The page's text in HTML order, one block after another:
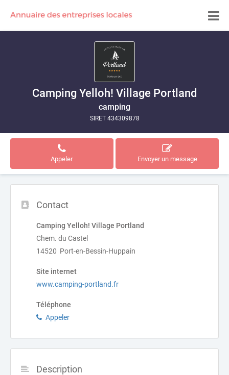
Camping Yelloh! Village Portland
camping
SIRET 434309878
Appeler Envoyer un message
Contact
Camping Yelloh! Village Portland
Chem. du Castel
14520 Port-en-Bessin-Huppain
Site internet
www.camping-portland.fr
Téléphone
Appeler
Description